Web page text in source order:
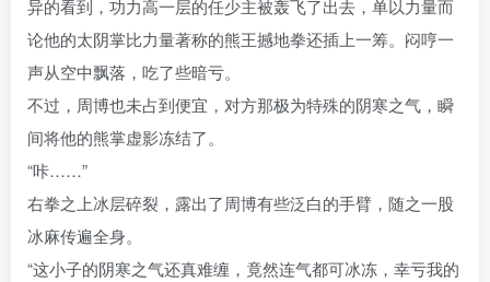
异的看到，功力高一层的任少主被轰飞了出去，单以力量而
论他的太阴掌比力量著称的熊王撼地拳还插上一筹。闷哼一
声从空中飘落，吃了些暗亏。
不过，周博也未占到便宜，对方那极为特殊的阴寒之气，瞬
间将他的熊掌虚影冻结了。
“咔……”
右拳之上冰层碎裂，露出了周博有些泛白的手臂，随之一股
冰麻传遍全身。
“这小子的阴寒之气还真难缠，竟然连气都可冰冻，幸亏我的